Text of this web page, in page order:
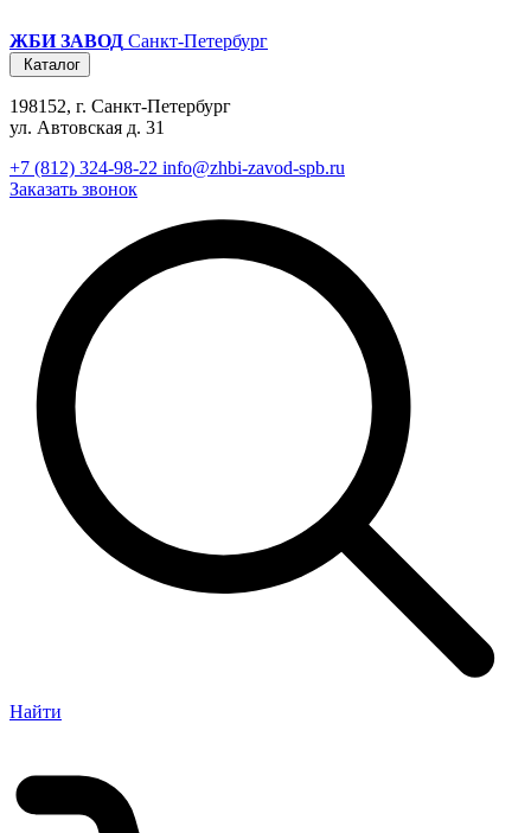
ЖБИ ЗАВОД Санкт-Петербург
Каталог
198152, г. Санкт-Петербург
ул. Автовская д. 31
+7 (812) 324-98-22 info@zhbi-zavod-spb.ru
Заказать звонок
Найти